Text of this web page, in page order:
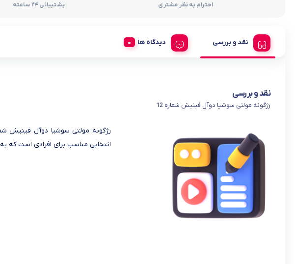
احترام به نظر مشتری پشتیبانی 24 ساعته
نقد و بررسی دیدگاه ها
نقد و بررسی
رژگونه مولتی سوشیا دوآل فینیش شماره 12
انتخابی مناسب برای افرادی است که